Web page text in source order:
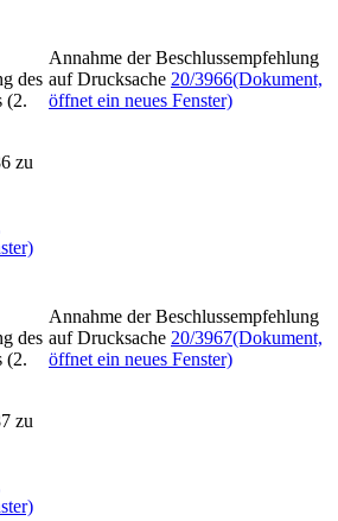
des
(2.
zu
Annahme der Beschlussempfehlung
auf Drucksache 20/3966(Dokument,
öffnet ein neues Fenster)
des
(2.
zu
Annahme der Beschlussempfehlung
auf Drucksache 20/3967(Dokument,
öffnet ein neues Fenster)